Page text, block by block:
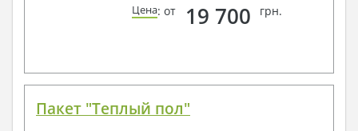
Цена: от 19 700 грн.
Пакет "Теплый пол"